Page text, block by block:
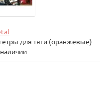
для тяги (оранжевые)